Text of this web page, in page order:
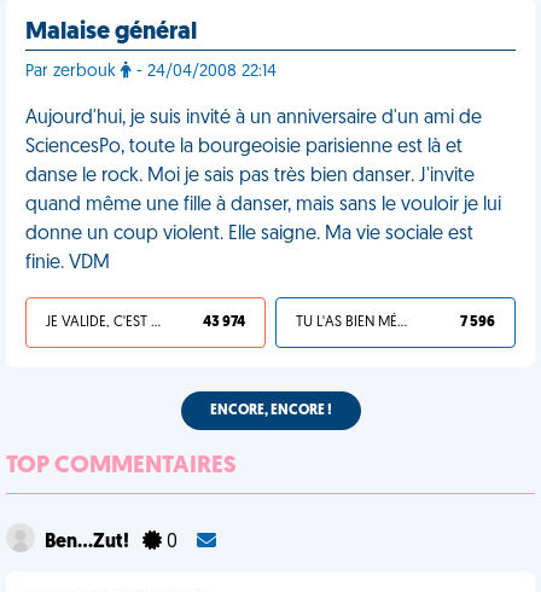
Malaise général
Par zerbouk - 24/04/2008 22:14
Aujourd'hui, je suis invité à un anniversaire d'un ami de
SciencesPo, toute la bourgeoisie parisienne est là et
danse le rock. Moi je sais pas très bien danser. J'invite
quand même une fille à danser, mais sans le vouloir je lui
donne un coup violent. Elle saigne. Ma vie sociale est
finie. VDM
JE VALIDE, C'EST UNE VDM 43 974 TU L'AS BIEN MÉRITÉ 7 596
ENCORE, ENCORE !
TOP COMMENTAIRES
Ben...Zut! 0